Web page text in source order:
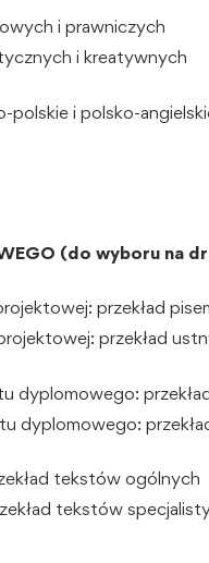
i prawniczych
i kreatywnych
polskie i polsko-
(do wyboru na
przekład
przekład
dyplomowego:
dyplomowego:
tekstów ogólnych
tekstów